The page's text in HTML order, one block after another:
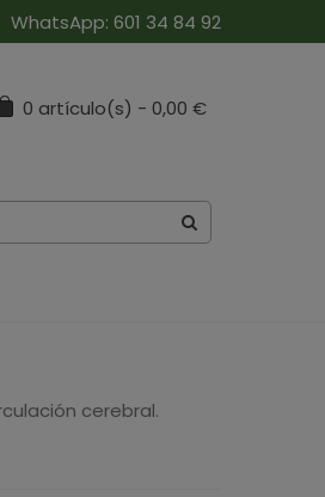
WhatsApp: 601 34 84 92
0 artículo(s) - 0,00 €
cerebral.